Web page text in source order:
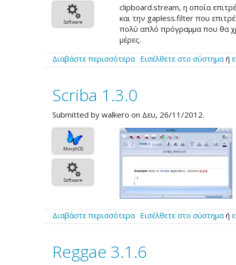
Software
clipboard.stream, η οποία
και την gapless.filter που
πολύ απλό πρόγραμμα που θα
μέρες.
Διαβάστε περισσότεραγια
το
3.1.7
Εισέλθετε στο σύστημαή
Scriba 1.3.0
Submitted by walkero on Δευ, 26/11/2012.
MorphOS
Software
Διαβάστε περισσότερα για
το
1.3.0
Εισέλθετε στο σύστημα ή
Reggae 3.1.6